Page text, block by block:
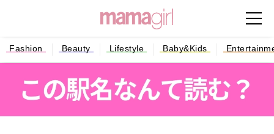
Fashion Beauty Lifestyle Baby&Kids